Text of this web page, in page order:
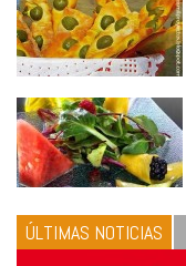
ÚLTIMAS NOTICIAS